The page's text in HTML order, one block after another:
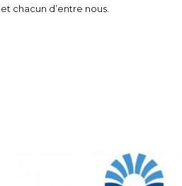
chacun d’entre nous.